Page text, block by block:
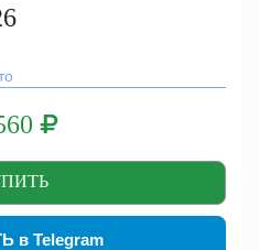
в Telegram